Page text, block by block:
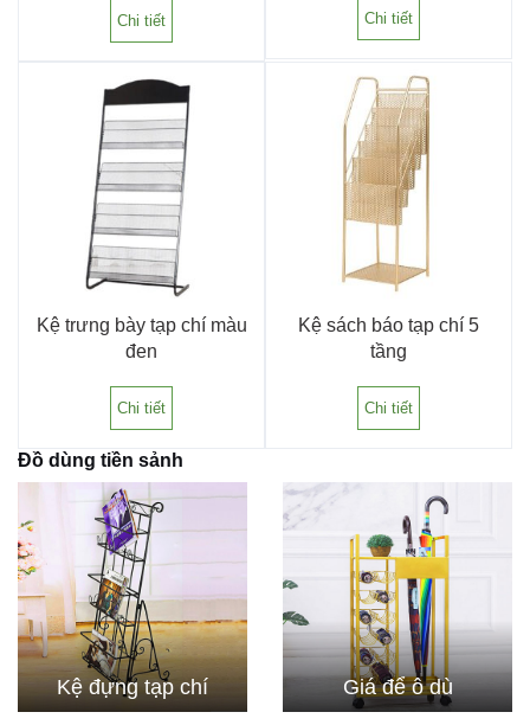
Chi tiết Chi tiết
Kệ trưng bày tạp chí màu
đen
Chi tiết
Kệ sách báo tạp chí 5
tầng
Chi tiết
Đồ dùng tiền sảnh
Kệ đựng tạp chí Giá để ô dù